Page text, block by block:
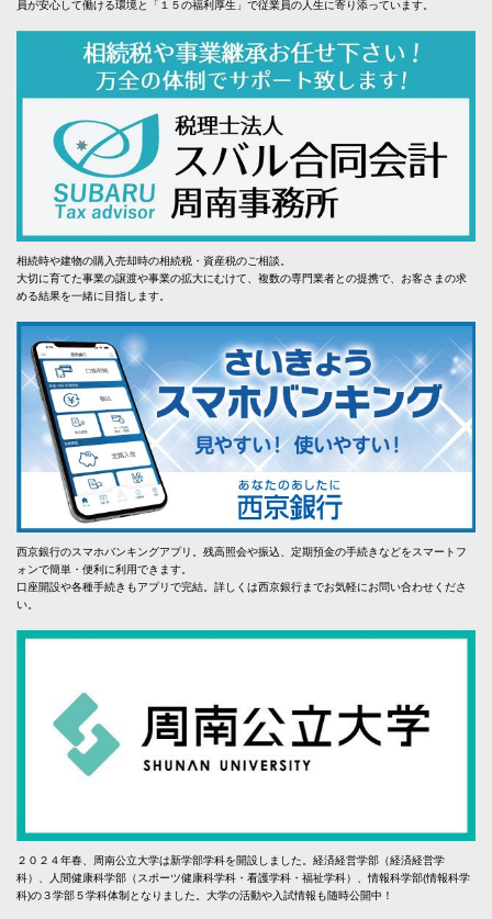
員が安心して働ける環境と「１５の福利厚生」で従業員の人生に寄り添っています。
相続時や建物の購入売却時の相続税・資産税のご相談。
大切に育てた事業の譲渡や事業の拡大にむけて、複数の専門業者との提携で、お客さまの求
める結果を一緒に目指します。
西京銀行のスマホバンキングアプリ。残高照会や振込、定期預金の手続きなどをスマートフ
ォンで簡単・便利に利用できます。
口座開設や各種手続きもアプリで完結。詳しくは西京銀行までお気軽にお問い合わせくださ
い。
２０２４年春、周南公立大学は新学部学科を開設しました。経済経営学部（経済経営学
科）、人間健康科学部（スポーツ健康科学科・看護学科・福祉学科）、情報科学部(情報科学
科)の３学部５学科体制となりました。大学の活動や入試情報も随時公開中！